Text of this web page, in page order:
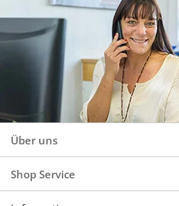
Über uns
Shop Service